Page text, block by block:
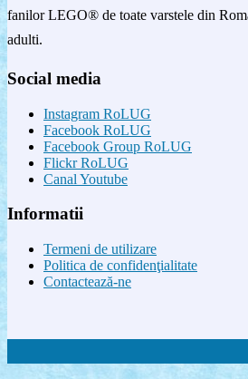
fanilor LEGO® de toate varstele din
adulti.
Social media
Instagram RoLUG
Facebook RoLUG
Facebook Group RoLUG
Flickr RoLUG
Canal Youtube
Informatii
Termeni de utilizare
Politica de confidenţialitate
Contactează-ne